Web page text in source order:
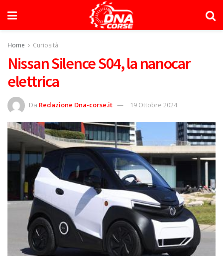
Home Curiosità
Nissan Silence S04, la nanocar
elettrica
Da Redazione Dna-corse.it 19 Ottobre 2024